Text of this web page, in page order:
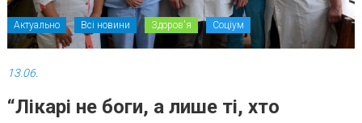
Актуально Всі новини Здоров'я Соціум
13.06.
“Лікарі не боги, а лише ті, хто